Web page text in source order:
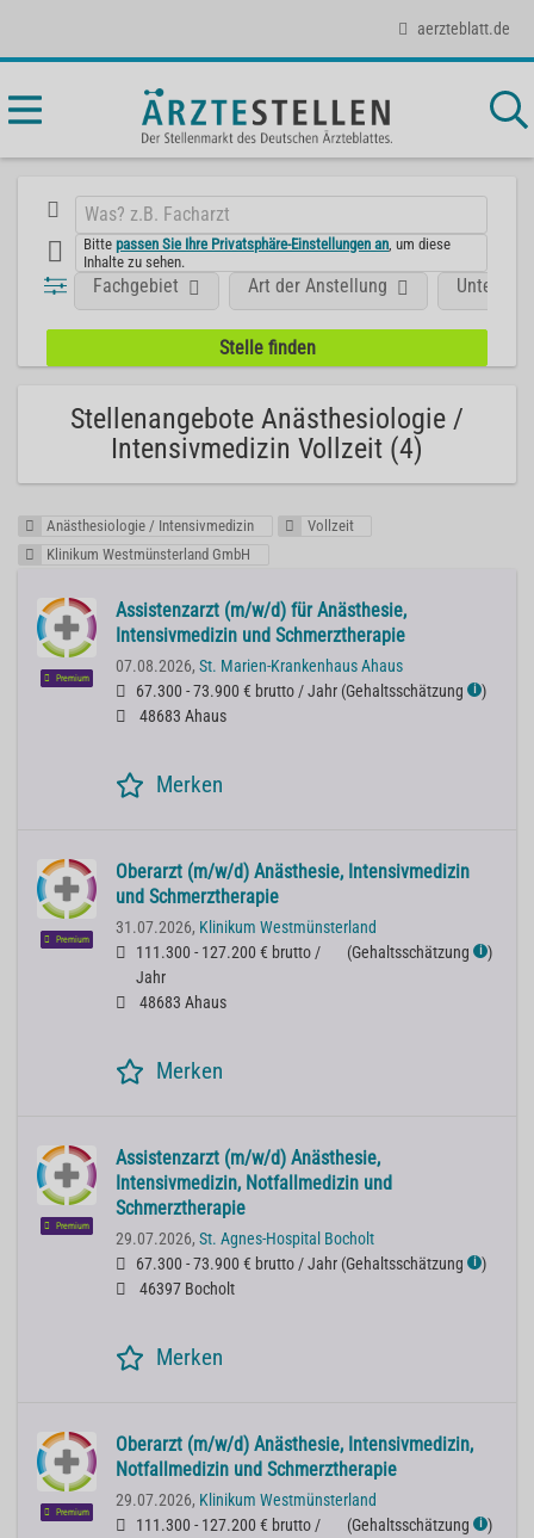
aerzteblatt.de
Bittepassen Sie Ihre Privatsphäre-Einstellungen an , um diese
Inhalte zu sehen.
Fachgebiet Art der Anstellung
Stellenangebote Anästhesiologie /
Intensivmedizin Vollzeit (4)
Anästhesiologie / Intensivmedizin
Vollzeit
Klinikum Westmünsterland GmbH
Premium
Assistenzarzt (m/w/d) für Anästhesie,
Intensivmedizin und Schmerztherapie
07.08.2026, St. Marien-Krankenhaus Ahaus
67.300 - 73.900 € brutto / Jahr (Gehaltsschätzung ℹ )
48683 Ahaus
Merken
Premium
Oberarzt (m/w/d) Anästhesie, Intensivmedizin
und Schmerztherapie
31.07.2026, Klinikum Westmünsterland
111.300 - 127.200 € brutto /
Jahr
(Gehaltsschätzung ℹ )
48683 Ahaus
Merken
Premium
Assistenzarzt (m/w/d) Anästhesie,
Intensivmedizin, Notfallmedizin und
Schmerztherapie
29.07.2026, St. Agnes-Hospital Bocholt
67.300 - 73.900 € brutto / Jahr (Gehaltsschätzung ℹ )
46397 Bocholt
Merken
Premium
Oberarzt (m/w/d) Anästhesie, Intensivmedizin,
Notfallmedizin und Schmerztherapie
29.07.2026, Klinikum Westmünsterland
111.300 - 127.200 € brutto /
(Gehaltsschätzung ℹ )